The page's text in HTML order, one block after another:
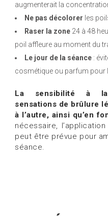
augmenterait la
Ne pas décolorer les
Raser la zone 24 à 48
poil affleure au moment du
Le jour de la séance :
cosmétique ou parfum pour
La sensibilité à la
sensations de brûlure
à l’autre, ainsi qu’en
nécessaire,
peut être prévue pour
séance.